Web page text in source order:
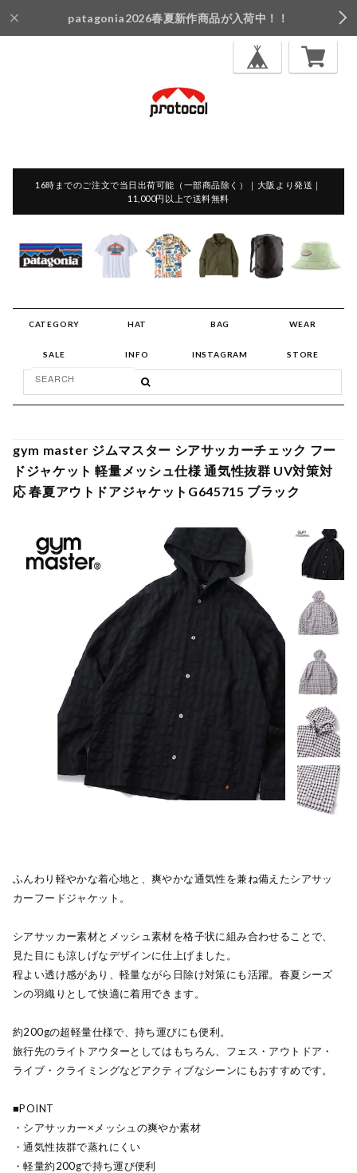
patagonia2026春夏新作商品が入荷中！！
16時までのご注文で当日出荷可能（一部商品除く）｜大阪より発送｜
11,000円以上で送料無料
CATEGORY HAT BAG WEAR
SALE INFO INSTAGRAM STORE
gym master ジムマスター シアサッカーチェック フー
ドジャケット 軽量メッシュ仕様 通気性抜群 UV対策対
応 春夏アウトドアジャケットG645715 ブラック
ふんわり軽やかな着心地と、爽やかな通気性を兼ね備えたシアサッ
カーフードジャケット。
シアサッカー素材とメッシュ素材を格子状に組み合わせることで、
見た目にも涼しげなデザインに仕上げました。
程よい透け感があり、軽量ながら日除け対策にも活躍。春夏シーズ
ンの羽織りとして快適に着用できます。
約200gの超軽量仕様で、持ち運びにも便利。
旅行先のライトアウターとしてはもちろん、フェス・アウトドア・
ライブ・クライミングなどアクティブなシーンにもおすすめです。
■POINT
・シアサッカー×メッシュの爽やか素材
・通気性抜群で蒸れにくい
・軽量約200gで持ち運び便利